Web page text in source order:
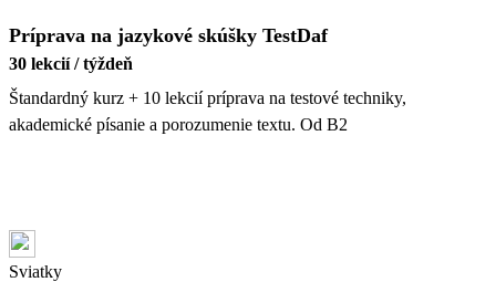
Príprava na jazykové skúšky TestDaf
30 lekcií / týždeň
Štandardný kurz + 10 lekcií príprava na testové techniky,
akademické písanie a porozumenie textu. Od B2
Sviatky